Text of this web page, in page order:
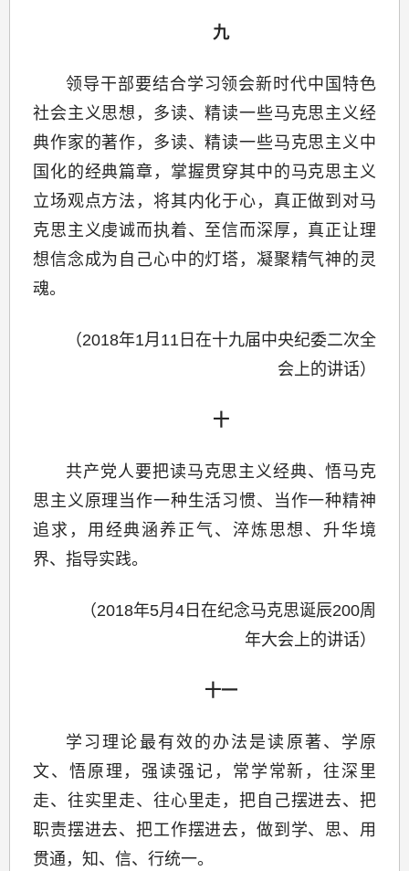
九
领导干部要结合学习领会新时代中国特色
社会主义思想，多读、精读一些马克思主义经
典作家的著作，多读、精读一些马克思主义中
国化的经典篇章，掌握贯穿其中的马克思主义
立场观点方法，将其内化于心，真正做到对马
克思主义虔诚而执着、至信而深厚，真正让理
想信念成为自己心中的灯塔，凝聚精气神的灵
魂。
（2018年1月11日在十九届中央纪委二次全
会上的讲话）
十
共产党人要把读马克思主义经典、悟马克
思主义原理当作一种生活习惯、当作一种精神
追求，用经典涵养正气、淬炼思想、升华境
界、指导实践。
（2018年5月4日在纪念马克思诞辰200周
年大会上的讲话）
十一
学习理论最有效的办法是读原著、学原
文、悟原理，强读强记，常学常新，往深里
走、往实里走、往心里走，把自己摆进去、把
职责摆进去、把工作摆进去，做到学、思、用
贯通，知、信、行统一。